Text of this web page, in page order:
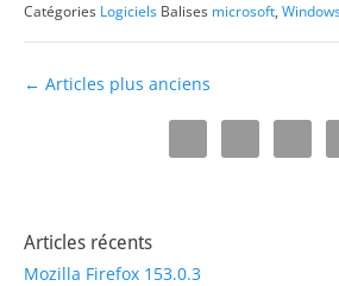
Catégories Logiciels Balises microsoft,
Navigation
← Articles plus anciens
Articles récents
Mozilla Firefox 153.0.3